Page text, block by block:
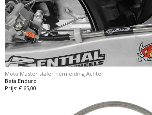
Moto Master stalen remleiding Achter
Beta Enduro
Prijs: € 65,00